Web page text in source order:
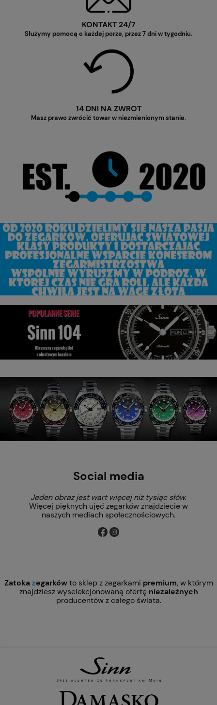
KONTAKT 24/7
Służymy pomocą o każdej porze, przez 7 dni w tygodniu.
14 DNI NA ZWROT
Masz prawo zwrócić towar w niezmienionym stanie.
Social media
Jeden obraz jest wart więcej niż tysiąc słów.
Więcej pięknych ujęć zegarków znajdziecie w
naszych mediach społecznościowych.
Zatokazegarkówto sklep z zegarkami premium, w którym
znajdziesz wyselekcjonowaną ofertę niezależnych
producentów z całego świata.